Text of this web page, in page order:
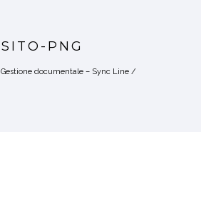
PNG
documentale – Sync Line /